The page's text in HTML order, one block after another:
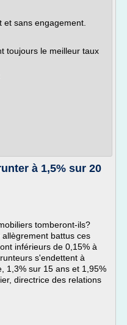
sans engagement.
toujours le meilleur taux
à 1,5% sur 20
tomberont-ils?
battus ces
inférieurs de 0,15% à
s'endettent à
1,3% sur 15 ans et 1,95%
directrice des relations